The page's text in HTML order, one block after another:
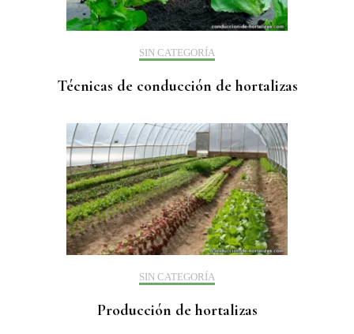
SIN CATEGORÍA
Técnicas de conducción de hortalizas
SIN CATEGORÍA
Producción de hortalizas